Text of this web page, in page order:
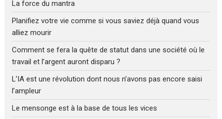
La force du mantra
Planifiez votre vie comme si vous saviez déjà quand vous
alliez mourir
Comment se fera la quête de statut dans une société où le
travail et l’argent auront disparu ?
L’IA est une révolution dont nous n’avons pas encore saisi
l’ampleur
Le mensonge est à la base de tous les vices